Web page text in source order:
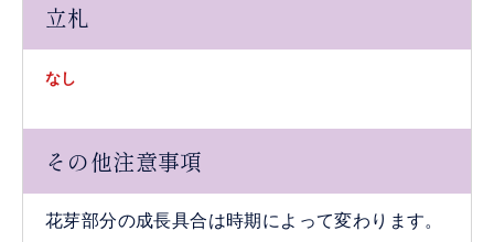
立札
なし
その他注意事項
花芽部分の成長具合は時期によって変わります。